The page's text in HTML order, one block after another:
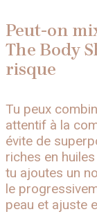
Peut-on
The Body
risque
Tu peux
attentif à la
évite de
riches en
tu ajoutes un
le
peau et ajuste